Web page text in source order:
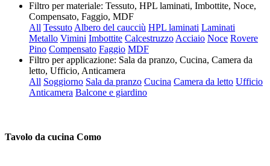
Filtro per materiale: Tessuto, HPL laminati, Imbottite, Noce,
Compensato, Faggio, MDF
All TessutoAlbero del caucciù HPL laminati Laminati
Metallo Vimini Imbottite CalcestruzzoAcciaio Noce Rovere
Pino Compensato Faggio MDF
Filtro per applicazione: Sala da pranzo, Cucina, Camera da
letto, Ufficio, Anticamera
All Soggiorno Sala da pranzo Cucina Camera da letto Ufficio
Anticamera Balcone e giardino
Tavolo da cucina Como